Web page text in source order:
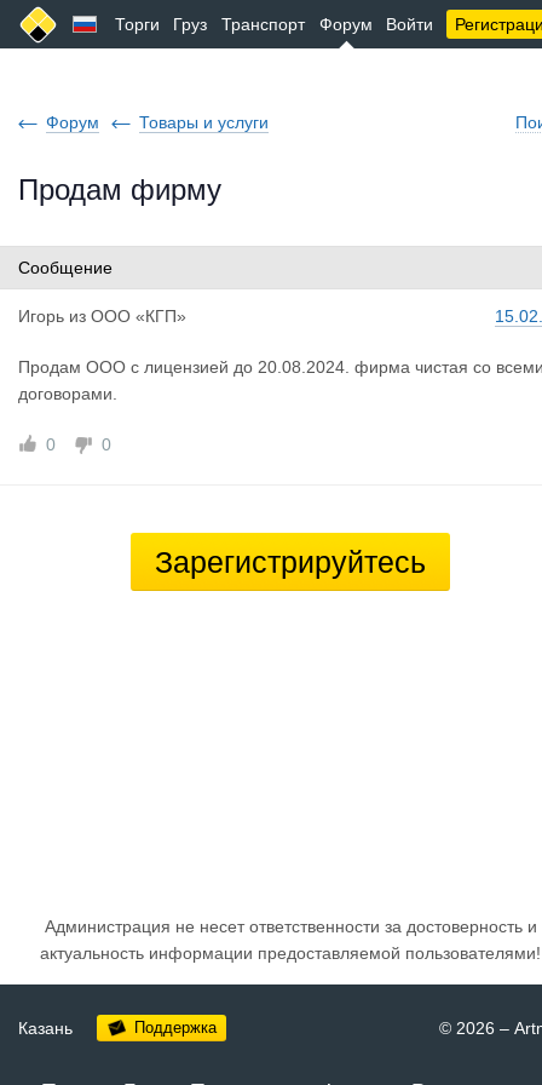
Торги Груз Транспорт Форум Войти
Форум Товары и услуги
Продам фирму
Сообщение
Игорь из ООО «КГП»
Продам ООО с лицензией до 20.08.2024. фирма чистая со
договорами.
0 0
Зарегистрируйтесь
Администрация не несет ответственности за достоверность и
актуальность информации предоставляемой пользователями!
Казань Поддержка © 2026 –